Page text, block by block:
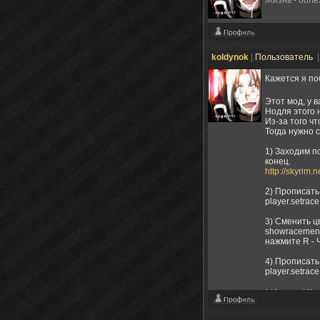
koldynok Пользователь
Кажется я
Этот мод, у
Нодля этого
Из-за того
Тогда нужно
1) Заходим
конец.
http://
2)
3) Cменить
нажмите R -
4)
* И вуаля!